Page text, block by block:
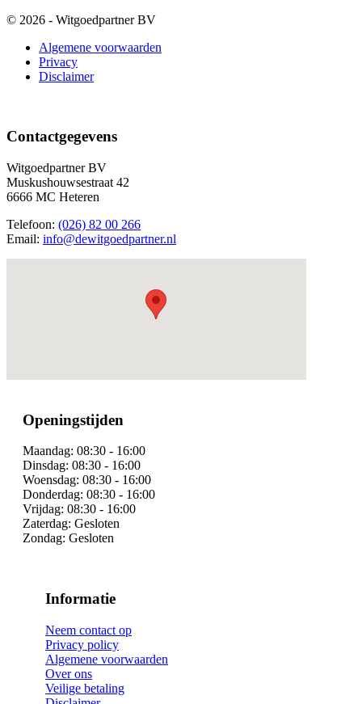
© 2026 - Witgoedpartner BV
Algemene voorwaarden
Privacy
Disclaimer
Contactgegevens
Witgoedpartner BV
Muskushouwsestraat 42
6666 MC Heteren
Telefoon: (026) 82 00 266
Email: info@dewitgoedpartner.nl
Openingstijden
Maandag: 08:30 - 16:00
Dinsdag: 08:30 - 16:00
Woensdag: 08:30 - 16:00
Donderdag: 08:30 - 16:00
Vrijdag: 08:30 - 16:00
Zaterdag: Gesloten
Zondag: Gesloten
Informatie
Neem contact op
Privacy policy
Algemene voorwaarden
Over ons
Veilige betaling